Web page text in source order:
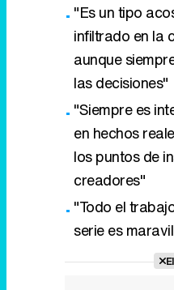
"Es un tipo
infiltrado en la
aunque
las decisiones"
"Siempre es
en hechos
los puntos de
creadores"
"Todo el
serie es